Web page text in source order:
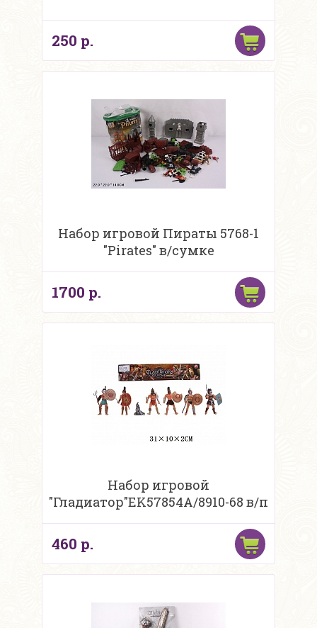
250 р.
Набор игровой Пираты 5768-1
"Pirates" в/сумке
1700 р.
Набор игровой
"Гладиатор"EK57854A/8910-68 в/п
460 р.